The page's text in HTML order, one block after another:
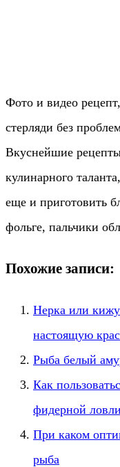
Фото и видео
стерляди без
Вкуснейшие рецепты
кулинарного
еще и приготовить
фольге, пальчики
Похожие записи:
Нерка или
настоящую
Рыба белый
Как
фидерной ловли
При каком
рыба